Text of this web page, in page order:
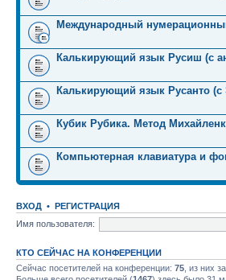
Международный
Калькирующий язык Русиш (с
Калькирующий язык Русанто (с
Кубик Рубика. Метод
Компьютерная клавиатура и
ВХОД • РЕГИСТРАЦИЯ
Имя пользователя:
КТО СЕЙЧАС НА КОНФЕРЕНЦИИ
Сейчас посетителей на конференции: 75 , из них